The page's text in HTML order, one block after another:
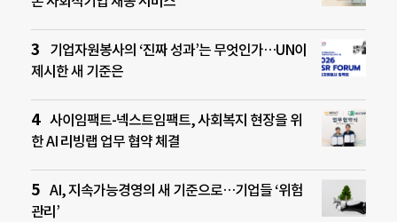
기업자원봉사의 ‘진짜 성과’는 무엇인가…UN이
제시한 새 기준은
사이임팩트-넥스트임팩트, 사회복지 현장을 위
한 AI 리빙랩 업무 협약 체결
AI, 지속가능경영의 새 기준으로…기업들 ‘위험
관리’